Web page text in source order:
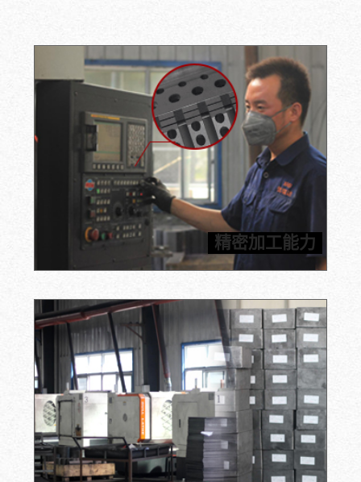
精密加工能力
信瑞达拥有先进的数控机床、CNC加工中心和雕刻机等加
工设备，能够满足客户对石墨加工件高精度的要求，所有
产品均按照图纸进行加工。
信瑞达提供石墨原材料以及加工部件。厂家直销，货源有